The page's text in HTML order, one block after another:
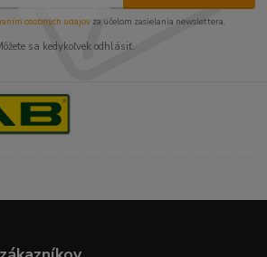
osobných údajov za účelom zasielania newslettera.
sa kedykoľvek odhlásiť.